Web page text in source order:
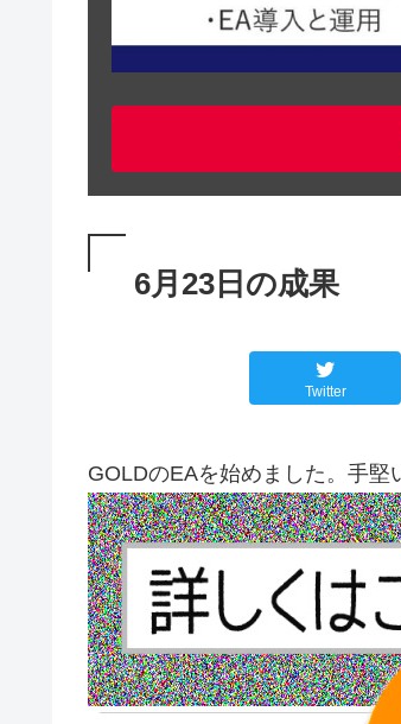
6月23日の成果
Twitter
GOLDのEAを始めました。手